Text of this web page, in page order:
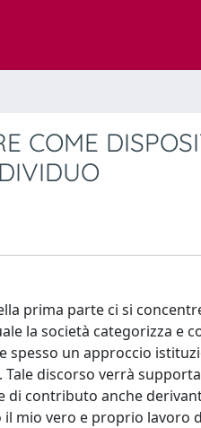
COME
prima parte ci si
la società categorizza e
spesso un approccio
discorso verrà
di contributo anche
mio vero e proprio lavoro